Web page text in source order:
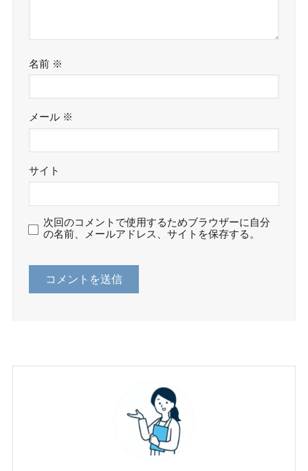
名前 ※
メール ※
サイト
次回のコメントで使用するためブラウザーに自分
の名前、メールアドレス、サイトを保存する。